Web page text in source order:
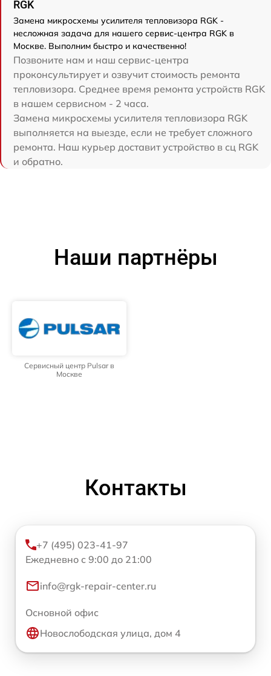
RGK
Замена микросхемы усилителя тепловизора RGK -
несложная задача для нашего сервис-центра RGK в
Москве. Выполним быстро и качественно!
Позвоните нам и наш сервис-центра
проконсультирует и озвучит стоимость ремонта
тепловизора. Среднее время ремонта устройств RGK
в нашем сервисном - 2 часа.
Замена микросхемы усилителя тепловизора RGK
выполняется на выезде, если не требует сложного
ремонта. Наш курьер доставит устройство в сц RGK
и обратно.
Наши партнёры
Сервисный центр Pulsar в
Москве
Контакты
+7 (495) 023-41-97
Ежедневно с 9:00 до 21:00
info@rgk-repair-center.ru
Основной офис
Новослободская улица, дом 4